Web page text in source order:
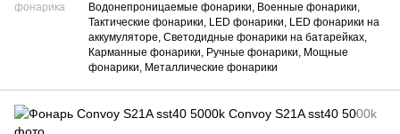
фонарика
Водонепроницаемые фонарики, Военные фонарики,
Тактические фонарики, LED фонарики, LED фонарики на
аккумуляторе, Светодидные фонарики на батарейках,
Карманные фонарики, Ручные фонарики, Мощные
фонарики, Металлические фонарики